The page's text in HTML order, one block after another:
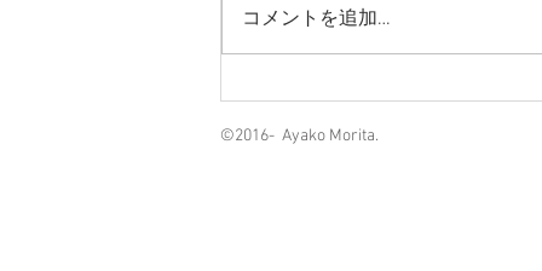
口かれんさま(mar) 日程： 9月24
日(木) 10月5日(月) 11月11日(水)、
日(金)、12月22日(火) 1月28日(木)
コメントを追加…
©2016-